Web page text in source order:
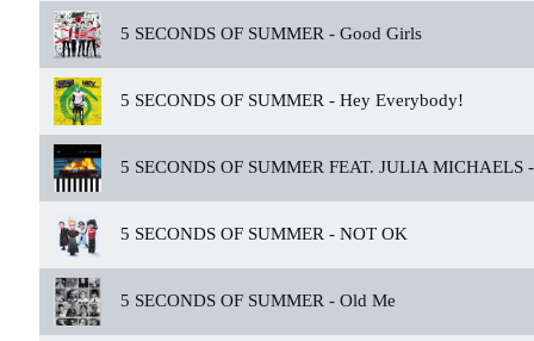
5 SECONDS OF SUMMER - Good Girls
5 SECONDS OF SUMMER - Hey Everybody!
5 SECONDS OF SUMMER FEAT. JULIA MICHAELS -
5 SECONDS OF SUMMER - NOT OK
5 SECONDS OF SUMMER - Old Me